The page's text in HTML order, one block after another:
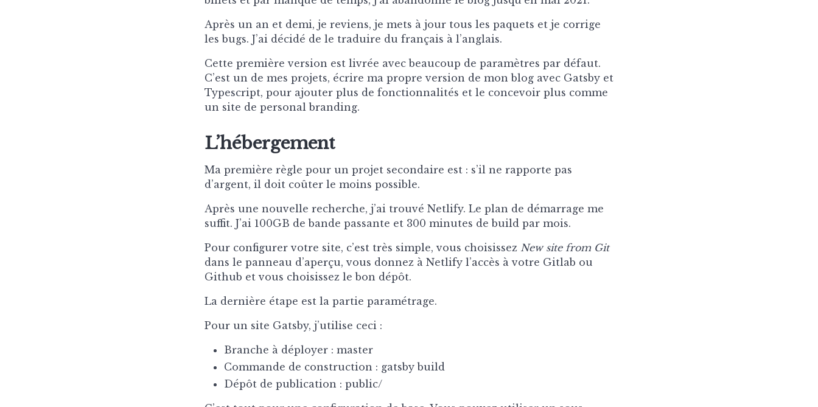
Après un an et demi, je reviens, je mets à jour tous les paquets et je corrige
les bugs. J’ai décidé de le traduire du français à l’anglais.
Cette première version est livrée avec beaucoup de paramètres par défaut.
C’est un de mes projets, écrire ma propre version de mon blog avec Gatsby et
Typescript, pour ajouter plus de fonctionnalités et le concevoir plus comme
un site de personal branding.
L’hébergement
Ma première règle pour un projet secondaire est : s’il ne rapporte pas
d’argent, il doit coûter le moins possible.
Après une nouvelle recherche, j’ai trouvé Netlify. Le plan de démarrage me
suffit. J’ai 100GB de bande passante et 300 minutes de build par mois.
Pour configurer votre site, c’est très simple, vous choisissez New site from Git
dans le panneau d’aperçu, vous donnez à Netlify l’accès à votre Gitlab ou
Github et vous choisissez le bon dépôt.
La dernière étape est la partie paramétrage.
Pour un site Gatsby, j’utilise ceci :
Branche à déployer : master
Commande de construction : gatsby build
Dépôt de publication : public/